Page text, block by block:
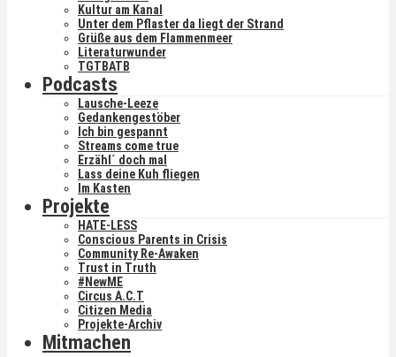
Kultur am Kanal
Unter dem Pflaster da liegt der Strand
Grüße aus dem Flammenmeer
Literaturwunder
TGTBATB
Podcasts
Lausche-Leeze
Gedankengestöber
Ich bin gespannt
Streams come true
Erzähl´ doch mal
Lass deine Kuh fliegen
Im Kasten
Projekte
HATE-LESS
Conscious Parents in Crisis
Community Re-Awaken
Trust in Truth
#NewME
Circus A.C.T
Citizen Media
Projekte-Archiv
Mitmachen